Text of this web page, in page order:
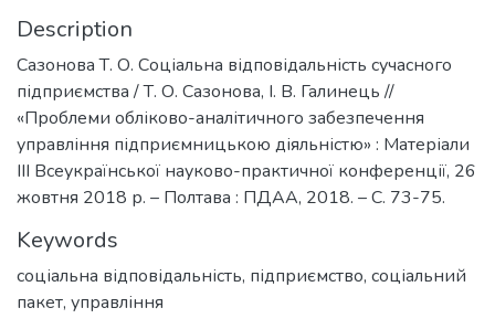
Description
Сазонова Т. О. Соціальна відповідальність сучасного
підприємства / Т. О. Сазонова, І. В. Галинець //
«Проблеми обліково-аналітичного забезпечення
управління підприємницькою діяльністю» : Матеріали
ІІІ Всеукраїнської науково-практичної конференції, 26
жовтня 2018 р. – Полтава : ПДАА, 2018. – С. 73-75.
Keywords
соціальна відповідальність, підприємство, соціальний
пакет, управління